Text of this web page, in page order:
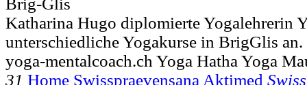
Katharina Hugo diplomierte Yogalehrerin
unterschiedliche Yogakurse in BrigGlis an.
yoga-mentalcoach.ch Yoga Hatha Yoga
31 Home Swisspraevensana Aktimed Swiss